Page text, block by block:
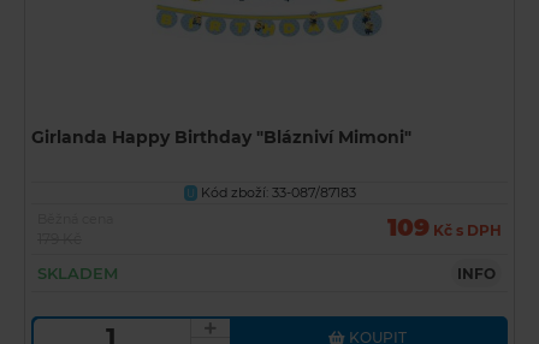
Girlanda Happy Birthday "Blázniví Mimoni"
U Kód zboží: 33-087/87183
109 Kč s DPH
SKLADEM INFO
KOUPIT